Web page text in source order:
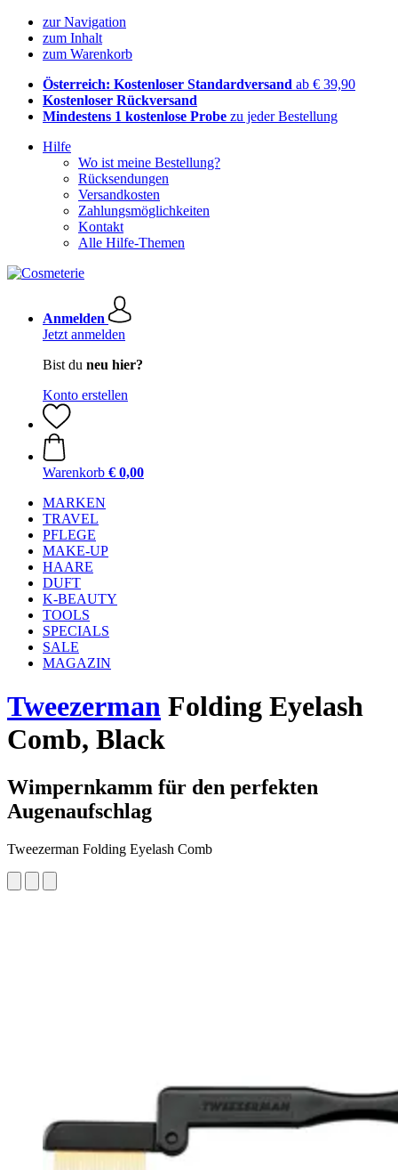
zur Navigation
zum Inhalt
zum Warenkorb
Österreich: Kostenloser Standardversand ab € 39,90
Kostenloser Rückversand
Mindestens 1 kostenlose Probe zu jeder Bestellung
Hilfe
Wo ist meine Bestellung?
Rücksendungen
Versandkosten
Zahlungsmöglichkeiten
Kontakt
Alle Hilfe-Themen
Anmelden
Jetzt anmelden
Bist du neu hier?
Konto erstellen
Warenkorb € 0,00
MARKEN
TRAVEL
PFLEGE
MAKE-UP
HAARE
DUFT
K-BEAUTY
TOOLS
SPECIALS
SALE
MAGAZIN
Tweezerman Folding Eyelash
Comb, Black
Wimpernkamm für den perfekten
Augenaufschlag
Tweezerman Folding Eyelash Comb